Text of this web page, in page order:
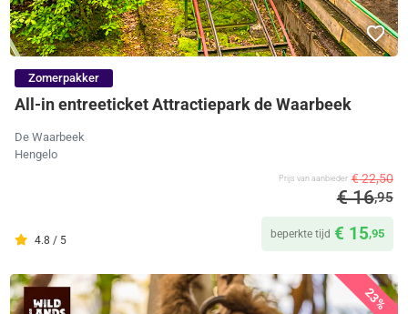
Zomerpakker
All-in entreeticket Attractiepark de Waarbeek
De Waarbeek
Hengelo
4.8 / 5
Prijs van aanbieder € 22,50
€ 16,95
beperkte tijd € 15,95
23%